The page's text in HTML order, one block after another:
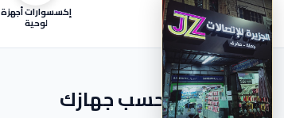
إكسسوارات أجهزة
لوحية
ابحث حسب جهازك